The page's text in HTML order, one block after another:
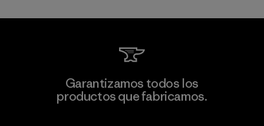
Kingwhale Industries Corp.
Material-supplier
Garantizamos todos los
productos que fabricamos.